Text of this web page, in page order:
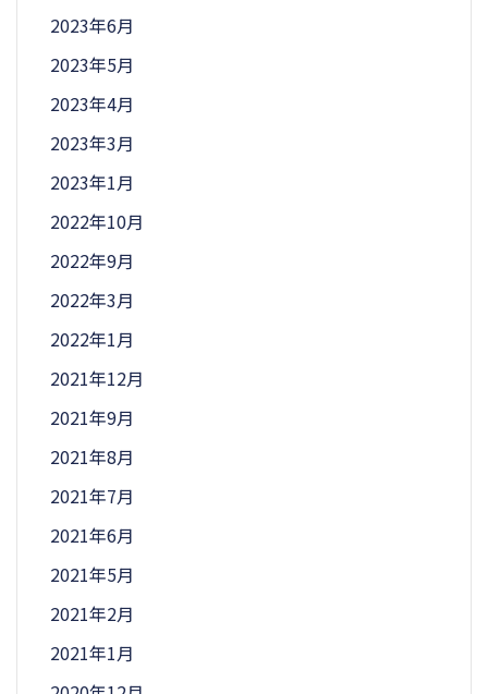
2023年6月
2023年5月
2023年4月
2023年3月
2023年1月
2022年10月
2022年9月
2022年3月
2022年1月
2021年12月
2021年9月
2021年8月
2021年7月
2021年6月
2021年5月
2021年2月
2021年1月